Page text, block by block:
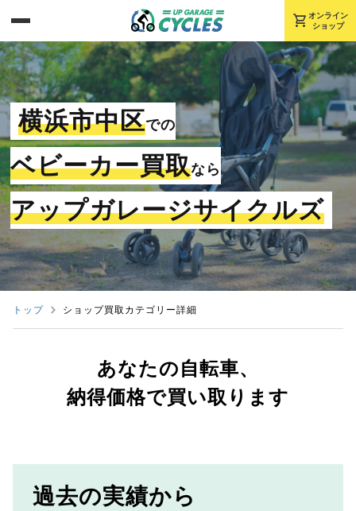
shopping_cart オンライン
ショップ
横浜市中区での
ベビーカー買取なら
アップガレージサイクルズ
トップ ショップ買取カテゴリー詳細
あなたの自転車、
納得価格で買い取ります
過去の実績から